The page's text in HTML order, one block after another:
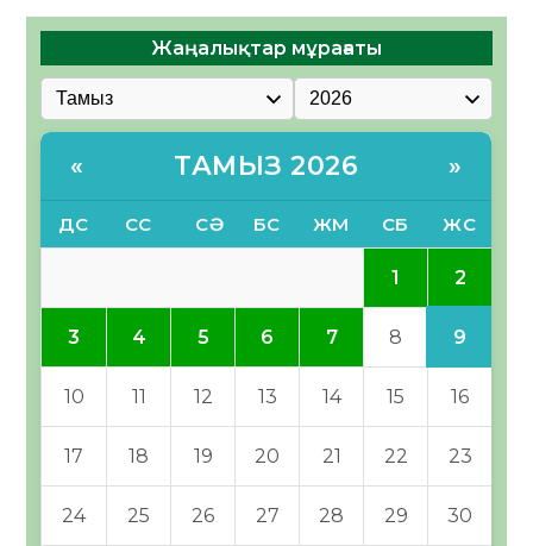
Жаңалықтар мұрағаты
« ТАМЫЗ 2026 »
ДС СС СӘ БС ЖМ СБ ЖС
1 2
3 4 5 6 7 8 9
10 11 12 13 14 15 16
17 18 19 20 21 22 23
24 25 26 27 28 29 30